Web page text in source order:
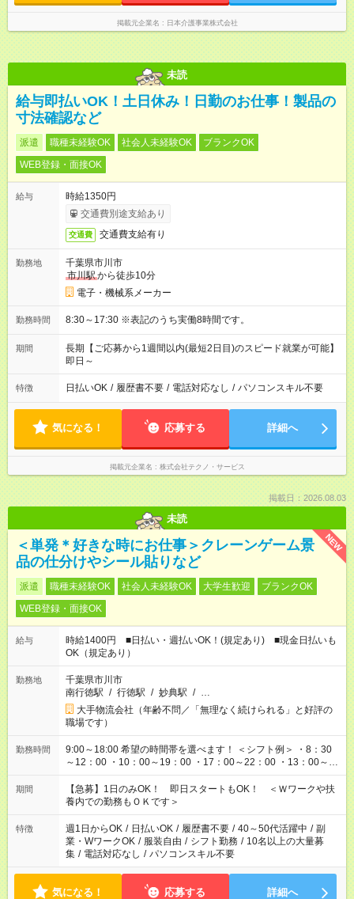
掲載元企業名 日本介護事業株式会社
未読
給与即払いOK！土日休み！日勤のお仕事！製品の
寸法確認など
派遣 職種未経験OK 社会人未経験OK
ブランクOK
WEB登録・面接OK
給与
時給1350円
交通費別途支給あり
交通費 交通費支給有り
勤務地
千葉県市川市
市川駅から徒歩10分
電子・機械系メーカー
勤務時間 8:30～17:30 ※表記のうち実働8時間です。
期間
長期【ご応募から1週間以内(最短2日目)のスピード就業が可能】
即日～
特徴 日払いOK / 履歴書不要 / 電話対応なし / パソコンスキル不要
気になる！ 応募する 詳細へ
掲載元企業名 株式会社テクノ・サービス
掲載日：2026.08.03
未読
NEW
＜単発＊好きな時にお仕事＞クレーンゲーム景
品の仕分けやシール貼りなど
派遣 職種未経験OK 社会人未経験OK 大学生歓迎
ブランクOK
WEB登録・面接OK
給与
時給1400円 ■日払い・週払いOK！(規定あり) ■現金日払いも
OK（規定あり）
勤務地
千葉県市川市
南行徳駅 / 行徳駅 / 妙典駅 / …
大手物流会社（年齢不問／「無理なく続けられる」と好評の
職場です）
勤務時間
9:00～18:00 希望の時間帯を選べます！ ＜シフト例＞ ・8：30
～12：00 ・10：00～19：00 ・17：00～22：00 ・13：00～
22：00 ・22：00～翌6：00 など
期間
【急募】1日のみOK！ 即日スタートもOK！ ＜Ｗワークや扶
養内での勤務もＯＫです＞
特徴 週1日からOK / 日払いOK / 履歴書不要 / 40～50代活躍中 / 副
業・WワークOK / 服装自由 / シフト勤務 / 10名以上の大量募
集 / 電話対応なし / パソコンスキル不要
気になる！ 応募する 詳細へ